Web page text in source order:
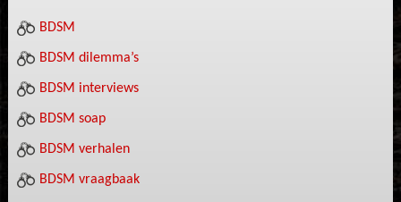
BDSM
BDSM dilemma’s
BDSM interviews
BDSM soap
BDSM verhalen
BDSM vraagbaak